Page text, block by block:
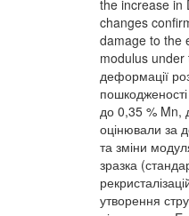
the increase in
changes
damage to the
modulus under
деформації
до 0,35 % Mn,
оцінювали за
та зміни
зразка
утворення